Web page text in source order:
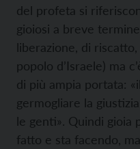
del profeta si
gioiosi a breve
liberazione, di
popolo d’Israele) ma
di più ampia portata:
germogliare la
le genti». Quindi gioia
fatto e sta facendo,